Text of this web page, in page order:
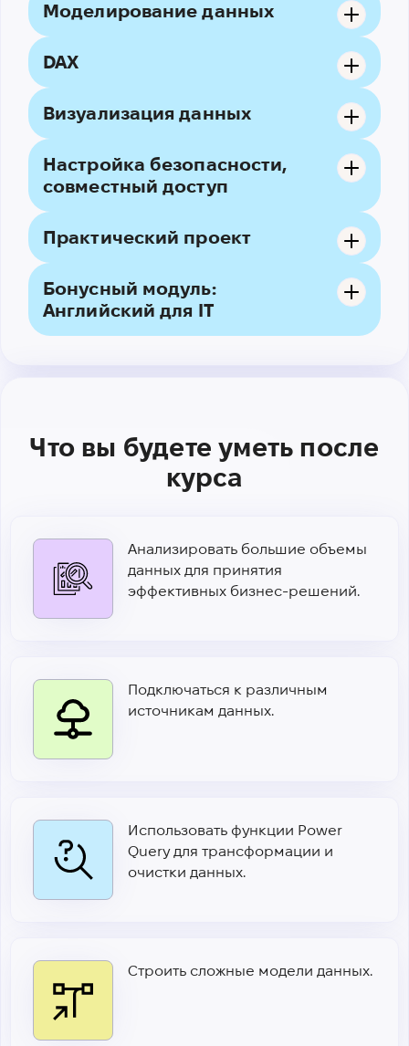
Моделирование данных
DAX
Визуализация данных
Настройка безопасности,
совместный доступ
Практический проект
Бонусный модуль:
Английский для IT
Что вы будете уметь после
курса
Анализировать большие объемы
данных для принятия
эффективных бизнес-решений.
Подключаться к различным
источникам данных.
Использовать функции Power
Query для трансформации и
очистки данных.
Строить сложные модели данных.